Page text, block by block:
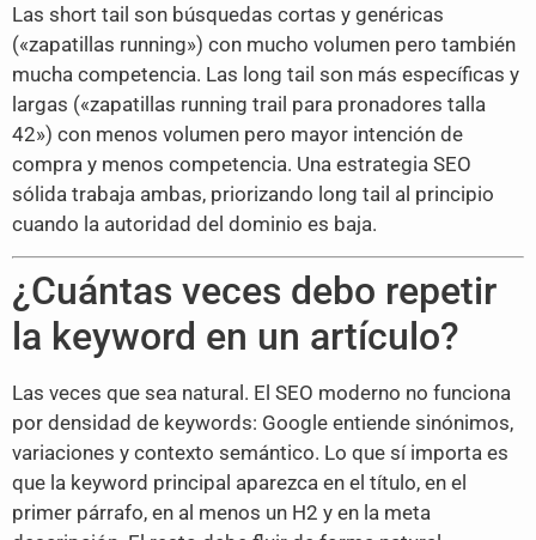
Las short tail son búsquedas cortas y genéricas
(«zapatillas running») con mucho volumen pero también
mucha competencia. Las long tail son más específicas y
largas («zapatillas running trail para pronadores talla
42») con menos volumen pero mayor intención de
compra y menos competencia. Una estrategia SEO
sólida trabaja ambas, priorizando long tail al principio
cuando la autoridad del dominio es baja.
¿Cuántas veces debo repetir
la keyword en un artículo?
Las veces que sea natural. El SEO moderno no funciona
por densidad de keywords: Google entiende sinónimos,
variaciones y contexto semántico. Lo que sí importa es
que la keyword principal aparezca en el título, en el
primer párrafo, en al menos un H2 y en la meta